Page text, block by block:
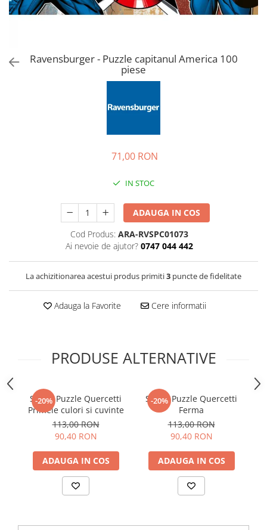
Decoratiuni
Jucarii educative
Jucarii electronice
Ravensburger - Puzzle capitanul America 100
piese
71,00 RON
IN STOC
ADAUGA IN COS
Cod Produs: ARA-RVSPC01073
Ai nevoie de ajutor? 0747 044 442
La achizitionarea acestui produs primiti3 puncte de fidelitate
Adauga la Favorite Cere informatii
PRODUSE ALTERNATIVE
-20%
Smart Puzzle Quercetti
Primele culori si cuvinte
113,00 RON
90,40 RON
ADAUGA IN COS
-20%
Smart Puzzle Quercetti
Ferma
113,00 RON
90,40 RON
ADAUGA IN COS